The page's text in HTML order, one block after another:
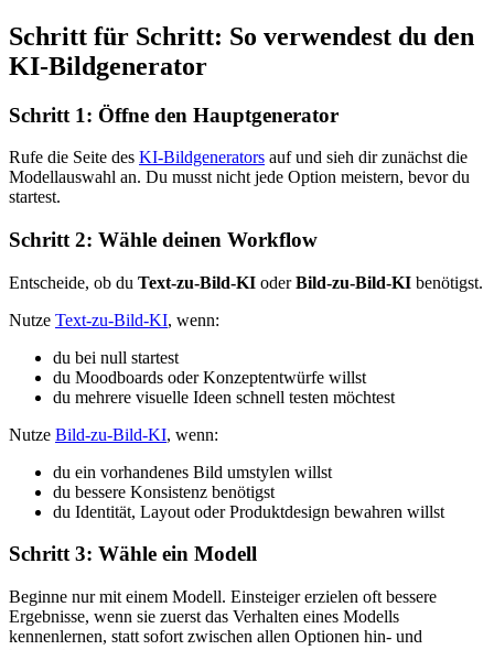
Schritt für Schritt: So verwendest du den
KI-Bildgenerator
Schritt 1: Öffne den Hauptgenerator
Rufe die Seite des KI-Bildgenerators auf und sieh dir zunächst die
Modellauswahl an. Du musst nicht jede Option meistern, bevor du
startest.
Schritt 2: Wähle deinen Workflow
Entscheide, ob du Text-zu-Bild-KI oderBild-zu-Bild-KI benötigst.
Nutze Text-zu-Bild-KI, wenn:
du bei null startest
du Moodboards oder Konzeptentwürfe willst
du mehrere visuelle Ideen schnell testen möchtest
Nutze Bild-zu-Bild-KI, wenn:
du ein vorhandenes Bild umstylen willst
du bessere Konsistenz benötigst
du Identität, Layout oder Produktdesign bewahren willst
Schritt 3: Wähle ein Modell
Beginne nur mit einem Modell. Einsteiger erzielen oft bessere
Ergebnisse, wenn sie zuerst das Verhalten eines Modells
kennenlernen, statt sofort zwischen allen Optionen hin- und